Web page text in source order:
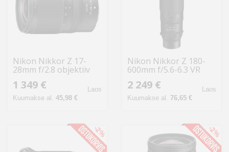
Nikon Nikkor Z 17-
28mm f/2.8 objektiiv
1 349 €
Kuumakse al. 45,98 €
Laos
Nikon Nikkor Z 180-
600mm f/5.6-6.3 VR
2 249 €
Kuumakse al. 76,65 €
Laos
-2% -2%